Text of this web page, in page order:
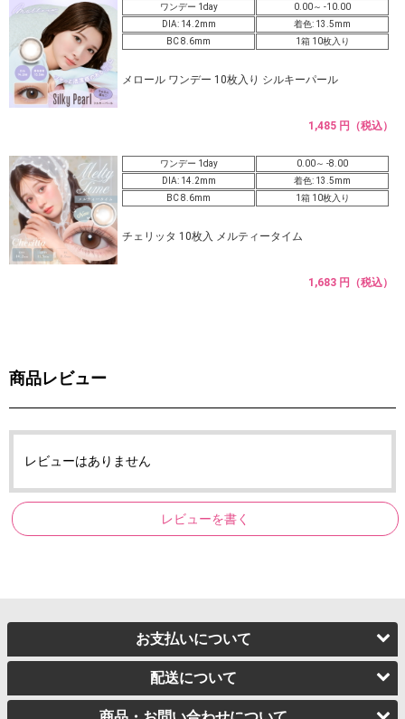
ワンデー 1day
0.00～ -10.00
DIA: 14.2mm
着色: 13.5mm
BC 8.6mm
1箱 10枚入り
メロール ワンデー 10枚入り シルキーパール
1,485 円（税込）
ワンデー 1day
0.00～ -8.00
DIA: 14.2mm
着色: 13.5mm
BC 8.6mm
1箱 10枚入り
チェリッタ 10枚入 メルティータイム
1,683 円（税込）
商品レビュー
レビューはありません
レビューを書く
お支払いについて
配送について